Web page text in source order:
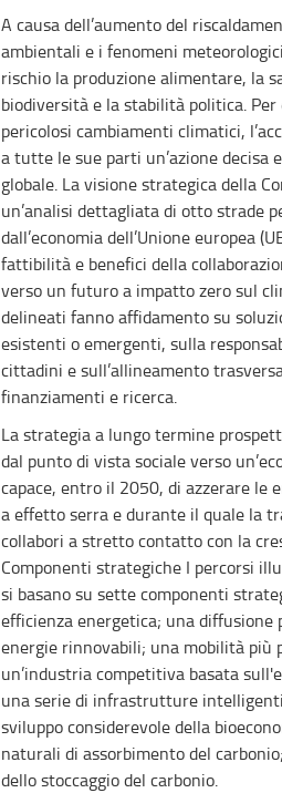
A causa dell’aumento del
ambientali e i fenomeni
rischio la produzione alimentare, la
biodiversità e la stabilità politica.
pericolosi cambiamenti climatici,
a tutte le sue parti un’azione decisa
globale. La visione strategica della
un’analisi dettagliata di otto strade
dall’economia dell’Unione europea
fattibilità e benefici della
verso un futuro a impatto zero sul
delineati fanno affidamento su
esistenti o emergenti, sulla
cittadini e sull’allineamento
finanziamenti e ricerca.
La strategia a lungo termine
dal punto di vista sociale verso
capace, entro il 2050, di azzerare le
a effetto serra e durante il quale la
collabori a stretto contatto con la
Componenti strategiche I percorsi
si basano su sette componenti
efficienza energetica; una diffusione
energie rinnovabili; una mobilità più
un’industria competitiva basata
una serie di infrastrutture
sviluppo considerevole della
naturali di assorbimento del
dello stoccaggio del carbonio.